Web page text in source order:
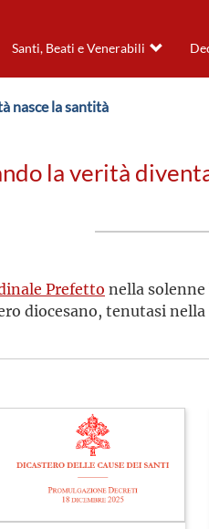
Santi, Beati e Venerabili
nasce la santità
la verità
Prefetto nella
diocesano, tenutasi
> Leggi altro